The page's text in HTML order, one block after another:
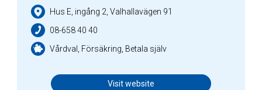
Hus E, ingång 2, Valhallavägen 91
08-658 40 40
Vårdval, Försäkring, Betala själv
Visit website